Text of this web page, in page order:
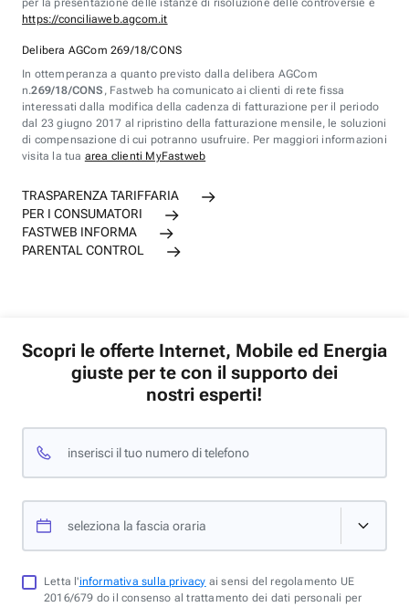
per la presentazione delle istanze di risoluzione delle controversie è
https://conciliaweb.agcom.it
Delibera AGCom 269/18/CONS
In ottemperanza a quanto previsto dalla delibera AGCom
n.269/18/CONS , Fastweb ha comunicato ai clienti di rete fissa
interessati dalla modifica della cadenza di fatturazione per il periodo
dal 23 giugno 2017 al ripristino della fatturazione mensile, le soluzioni
di compensazione di cui potranno usufruire. Per maggiori informazioni
visita la tua area clienti MyFastweb
TRASPARENZA TARIFFARIA
PER I CONSUMATORI
FASTWEB INFORMA
PARENTAL CONTROL
Scopri le offerte Internet, Mobile ed Energia
giuste per te con il supporto dei
nostri esperti!
inserisci il tuo numero di telefono
seleziona la fascia oraria
Letta l'informativa sulla privacy ai sensi del regolamento UE
2016/679 do il consenso al trattamento dei dati personali per